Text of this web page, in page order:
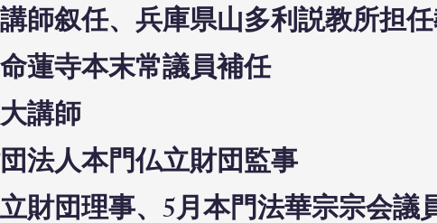
師叙任、兵庫県山多利説教所担
蓮寺本末常議員補任
講師
法人本門仏立財団監事
財団理事、5月本門法華宗宗会議